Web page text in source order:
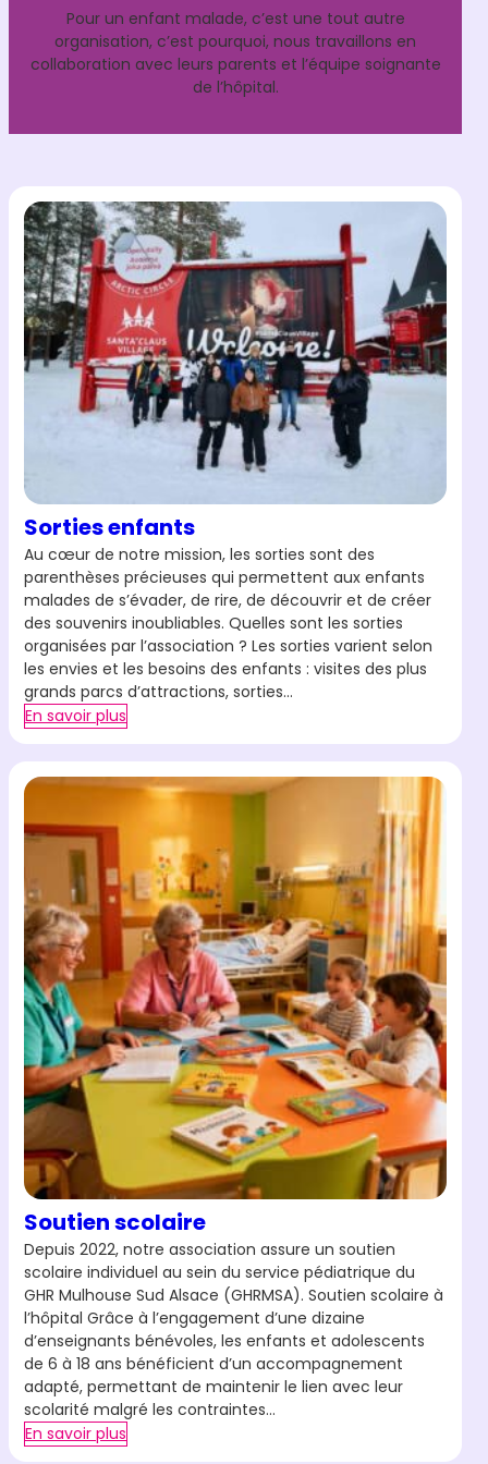
Pour un enfant malade, c’est une tout autre
organisation, c’est pourquoi, nous travaillons en
collaboration avec leurs parents et l’équipe soignante
de l’hôpital.
Sorties enfants
Au cœur de notre mission, les sorties sont des
parenthèses précieuses qui permettent aux enfants
malades de s’évader, de rire, de découvrir et de créer
des souvenirs inoubliables. Quelles sont les sorties
organisées par l’association ? Les sorties varient selon
les envies et les besoins des enfants : visites des plus
grands parcs d’attractions, sorties…
En savoir plus
Soutien scolaire
Depuis 2022, notre association assure un soutien
scolaire individuel au sein du service pédiatrique du
GHR Mulhouse Sud Alsace (GHRMSA). Soutien scolaire à
l’hôpital Grâce à l’engagement d’une dizaine
d’enseignants bénévoles, les enfants et adolescents
de 6 à 18 ans bénéficient d’un accompagnement
adapté, permettant de maintenir le lien avec leur
scolarité malgré les contraintes…
En savoir plus